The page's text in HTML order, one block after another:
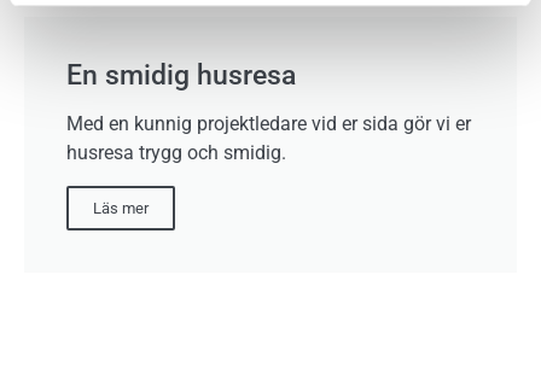
En smidig husresa
Med en kunnig projektledare vid er sida gör vi er
husresa trygg och smidig.
Läs mer